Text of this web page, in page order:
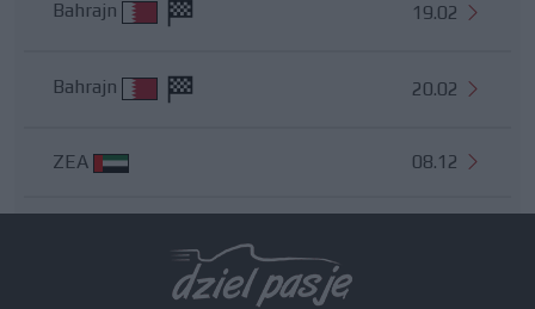
Bahrajn 19.02
Bahrajn 20.02
ZEA 08.12